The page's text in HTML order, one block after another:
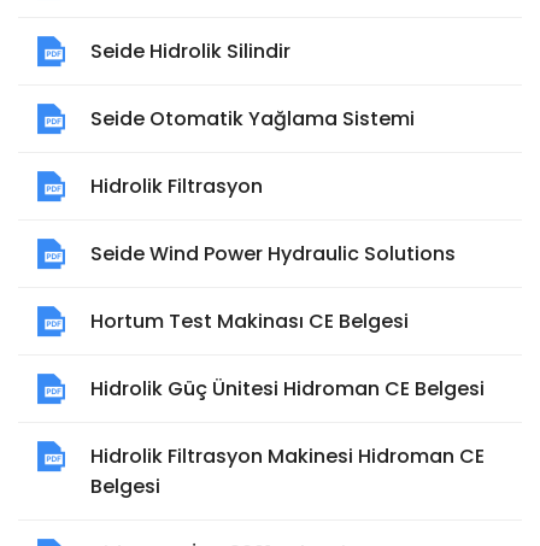
Seide Hidrolik Silindir
Seide Otomatik Yağlama Sistemi
Hidrolik Filtrasyon
Seide Wind Power Hydraulic Solutions
Hortum Test Makinası CE Belgesi
Hidrolik Güç Ünitesi Hidroman CE Belgesi
Hidrolik Filtrasyon Makinesi Hidroman CE
Belgesi